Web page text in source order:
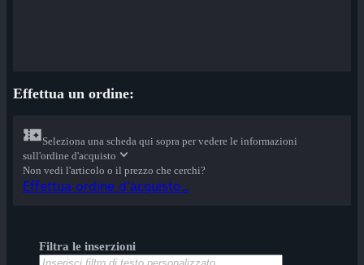
Effettua un ordine:
Seleziona una scheda qui sopra per vedere le informazioni
sull'ordine d'acquisto
Non vedi l'articolo o il prezzo che cerchi?
Effettua ordine d'acquisto...
Filtra le inserzioni